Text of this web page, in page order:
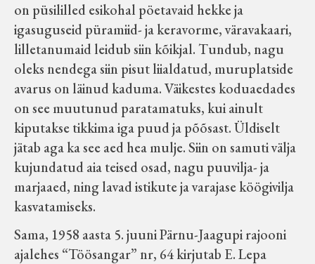
on püsililled esikohal pöetavaid hekke ja
igasuguseid püramiid- ja keravorme, väravakaari,
lilletanumaid leidub siin kõikjal. Tundub, nagu
oleks nendega siin pisut liialdatud, muruplatside
avarus on läinud kaduma. Väikestes koduaedades
on see muutunud paratamatuks, kui ainult
kiputakse tikkima iga puud ja põõsast. Üldiselt
jätab aga ka see aed hea mulje. Siin on samuti välja
kujundatud aia teised osad, nagu puuvilja- ja
marjaaed, ning lavad istikute ja varajase köögivilja
kasvatamiseks.
Sama, 1958 aasta 5. juuni Pärnu-Jaagupi rajooni
ajalehes “Töösangar” nr, 64 kirjutab E. Lepa